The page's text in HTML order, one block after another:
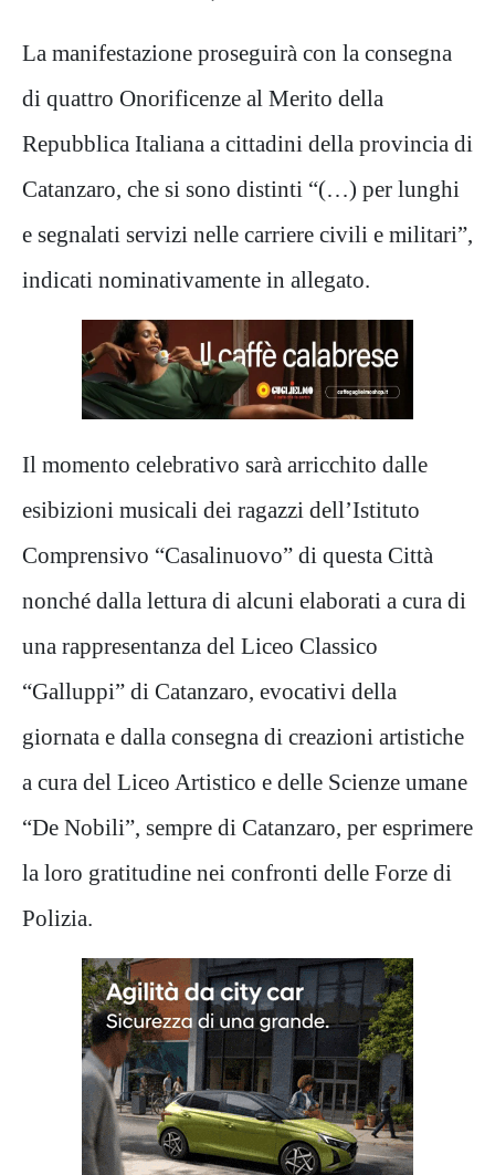
La manifestazione proseguirà con la consegna
di quattro Onorificenze al Merito della
Repubblica Italiana a cittadini della provincia di
Catanzaro, che si sono distinti “(…) per lunghi
e segnalati servizi nelle carriere civili e militari”,
indicati nominativamente in allegato.
Il momento celebrativo sarà arricchito dalle
esibizioni musicali dei ragazzi dell’Istituto
Comprensivo “Casalinuovo” di questa Città
nonché dalla lettura di alcuni elaborati a cura di
una rappresentanza del Liceo Classico
“Galluppi” di Catanzaro, evocativi della
giornata e dalla consegna di creazioni artistiche
a cura del Liceo Artistico e delle Scienze umane
“De Nobili”, sempre di Catanzaro, per esprimere
la loro gratitudine nei confronti delle Forze di
Polizia.